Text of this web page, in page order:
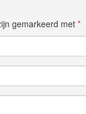
gemarkeerd met *